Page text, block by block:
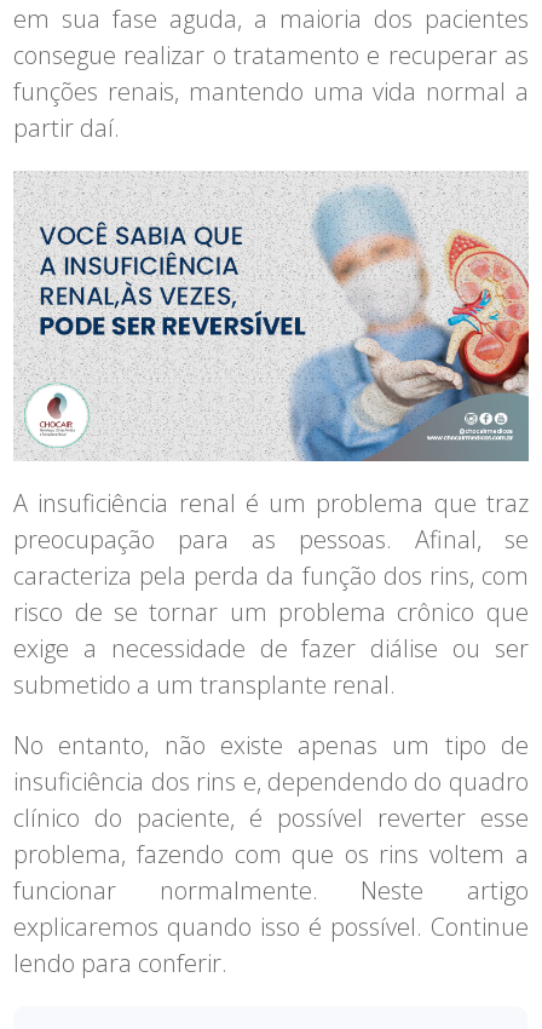
em sua fase aguda, a maioria dos pacientes
consegue realizar o tratamento e recuperar as
funções renais, mantendo uma vida normal a
partir daí.
A insuficiência renal é um problema que traz
preocupação para as pessoas. Afinal, se
caracteriza pela perda da função dos rins, com
risco de se tornar um problema crônico que
exige a necessidade de fazer diálise ou ser
submetido a um transplante renal.
No entanto, não existe apenas um tipo de
insuficiência dos rins e, dependendo do quadro
clínico do paciente, é possível reverter esse
problema, fazendo com que os rins voltem a
funcionar normalmente. Neste artigo
explicaremos quando isso é possível. Continue
lendo para conferir.